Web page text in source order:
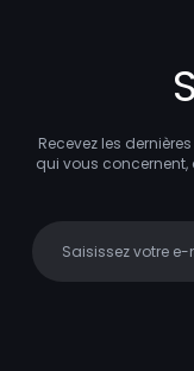
Recevez les
qui vous